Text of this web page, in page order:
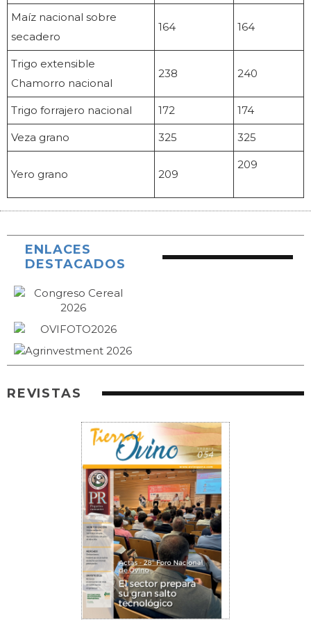
Maíz nacional sobre
secadero
164 164
Trigo extensible
Chamorro nacional
238 240
Trigo forrajero nacional 172 174
Veza grano 325 325
Yero grano 209
209
ENLACES
DESTACADOS
REVISTAS